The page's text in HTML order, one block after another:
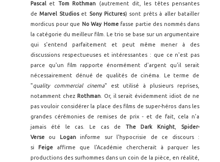
Pascal et Tom Rothman
(autrement dit, les têtes pensantes
deMarvel Studios et Sony Pictures) sont prêts à aller batailler
mordicus pour que No Way Homefasse partie des nommés dans
la catégorie du meilleur film. Le trio se base sur un argumentaire
qui s'entend parfaitement et peut même mener à des
discussions respectueuses et intéressantes : que ce n'est pas
parce qu'un film rapporte énormément d'argent qu'il serait
nécessairement dénué de qualités de cinéma. Le terme de
"quality commercial cinema" est utilisé à plusieurs reprises,
notamment chez Rothman. Or, il serait évidemment idiot de ne
pas vouloir considérer la place des films de super-héros dans les
grandes cérémonies de remises de prix - et de fait, cela n'a
jamais été le cas. Le cas de The Dark Knight
Spider-
Verse ou Loganinforme sur l'hypocrisie de ce discours :
si
Feige affirme que l'Académie chercherait à parquer les
productions des surhommes dans un coin de la pièce, en réalité,